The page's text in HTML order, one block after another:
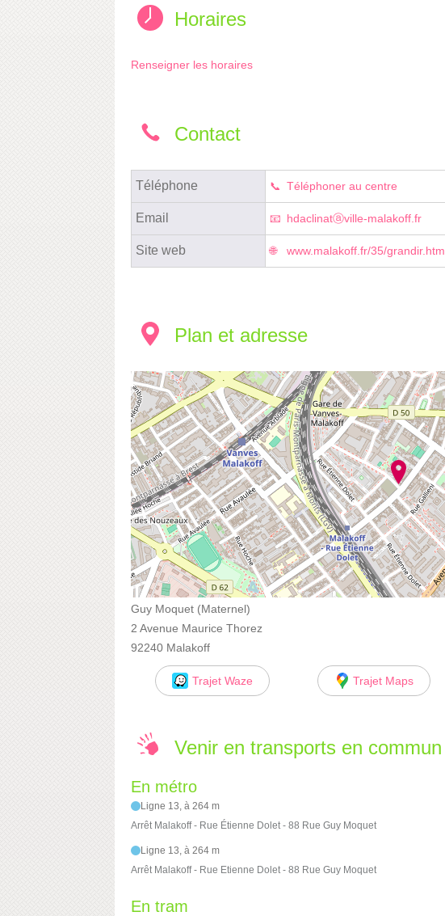
Horaires
Renseigner les horaires
Contact
Téléphone Téléphoner au centre
Email hdaclinatⓐville-malakoff.fr
Site web www.malakoff.fr/35/grandir.htm
Plan et adresse
Guy Moquet (Maternel)
2 Avenue Maurice Thorez
92240 Malakoff
Trajet Waze Trajet Maps
Venir en transports en commun
En métro
Ligne 13, à 264 m
Arrêt Malakoff - Rue Étienne Dolet - 88 Rue Guy Moquet
Ligne 13, à 264 m
Arrêt Malakoff - Rue Etienne Dolet - 88 Rue Guy Moquet
En tram